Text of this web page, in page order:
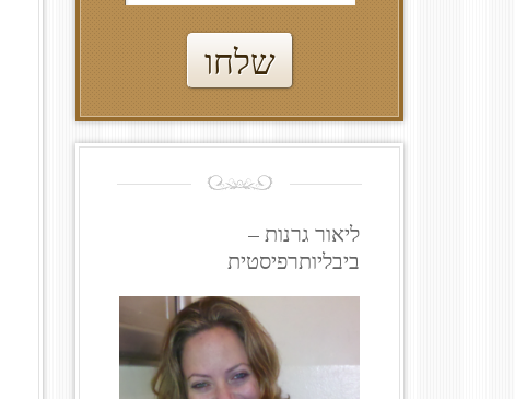
ליאור גרנות –
ביבליותרפיסטית